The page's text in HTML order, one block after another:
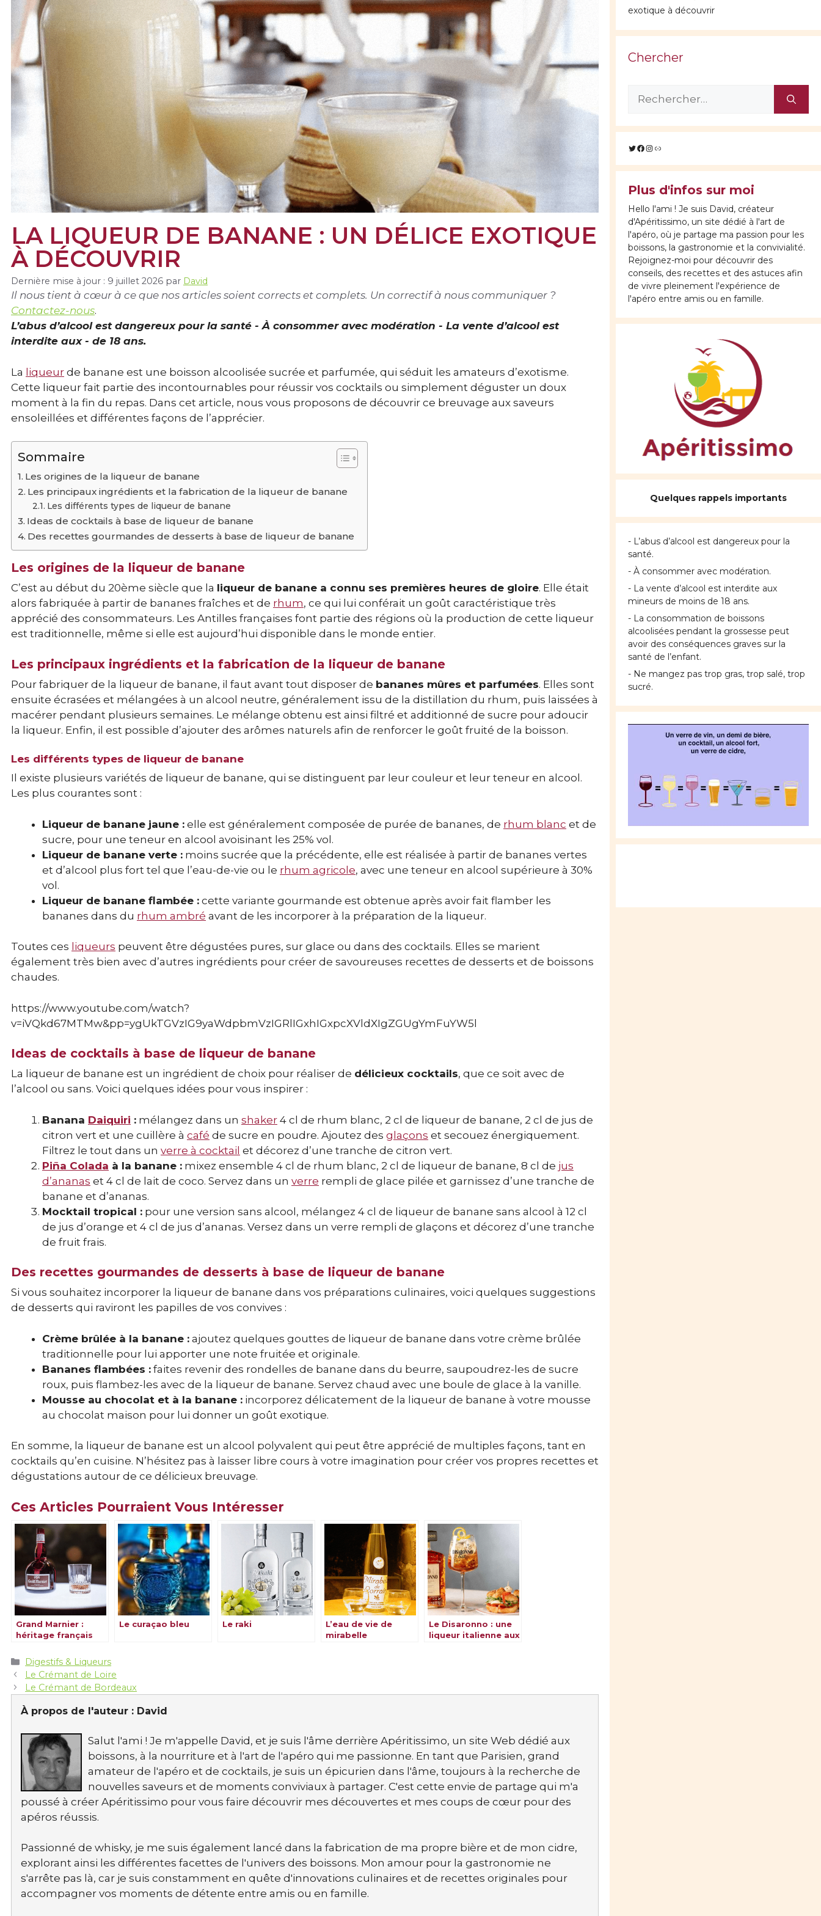
LA LIQUEUR DE BANANE : UN DÉLICE EXOTIQUE
À DÉCOUVRIR
Dernière mise à jour : 9 juillet 2026 par David
Il nous tient à cœur à ce que nos articles soient corrects et complets. Un correctif à nous communiquer ?
Contactez-nous.
L’abus d’alcool est dangereux pour la santé - À consommer avec modération - La vente d’alcool est
interdite aux - de 18 ans.
La liqueur de banane est une boisson alcoolisée sucrée et parfumée, qui séduit les amateurs d’exotisme.
Cette liqueur fait partie des incontournables pour réussir vos cocktails ou simplement déguster un doux
moment à la fin du repas. Dans cet article, nous vous proposons de découvrir ce breuvage aux saveurs
ensoleillées et différentes façons de l’apprécier.
Sommaire
Les origines de la liqueur de banane
Les principaux ingrédients et la fabrication de la liqueur de banane
Les différents types de liqueur de banane
Ideas de cocktails à base de liqueur de banane
Des recettes gourmandes de desserts à base de liqueur de banane
Les origines de la liqueur de banane
C’est au début du 20ème siècle que la liqueur de banane a connu ses premières heures de gloire. Elle était
alors fabriquée à partir de bananes fraîches et de rhum, ce qui lui conférait un goût caractéristique très
apprécié des consommateurs. Les Antilles françaises font partie des régions où la production de cette liqueur
est traditionnelle, même si elle est aujourd’hui disponible dans le monde entier.
Les principaux ingrédients et la fabrication de la liqueur de banane
Pour fabriquer de la liqueur de banane, il faut avant tout disposer de bananes mûres et parfumées. Elles sont
ensuite écrasées et mélangées à un alcool neutre, généralement issu de la distillation du rhum, puis laissées à
macérer pendant plusieurs semaines. Le mélange obtenu est ainsi filtré et additionné de sucre pour adoucir
la liqueur. Enfin, il est possible d’ajouter des arômes naturels afin de renforcer le goût fruité de la boisson.
Les différents types de liqueur de banane
Il existe plusieurs variétés de liqueur de banane, qui se distinguent par leur couleur et leur teneur en alcool.
Les plus courantes sont :
Liqueur de banane jaune : elle est généralement composée de purée de bananes, de rhum blanc et de
sucre, pour une teneur en alcool avoisinant les 25% vol.
Liqueur de banane verte : moins sucrée que la précédente, elle est réalisée à partir de bananes vertes
et d’alcool plus fort tel que l’eau-de-vie ou le rhum agricole, avec une teneur en alcool supérieure à 30%
vol.
Liqueur de banane flambée : cette variante gourmande est obtenue après avoir fait flamber les
bananes dans du rhum ambré avant de les incorporer à la préparation de la liqueur.
Toutes ces liqueurs peuvent être dégustées pures, sur glace ou dans des cocktails. Elles se marient
également très bien avec d’autres ingrédients pour créer de savoureuses recettes de desserts et de boissons
chaudes.
https://www.youtube.com/watch?
v=iVQkd67MTMw&pp=ygUkTGVzIG9yaWdpbmVzIGRlIGxhIGxpcXVldXIgZGUgYmFuYW5l
Ideas de cocktails à base de liqueur de banane
La liqueur de banane est un ingrédient de choix pour réaliser de délicieux cocktails, que ce soit avec de
l’alcool ou sans. Voici quelques idées pour vous inspirer :
Banana Daiquiri : mélangez dans un shaker 4 cl de rhum blanc, 2 cl de liqueur de banane, 2 cl de jus de
citron vert et une cuillère à café de sucre en poudre. Ajoutez des glaçons et secouez énergiquement.
Filtrez le tout dans un verre à cocktail et décorez d’une tranche de citron vert.
Piña Colada à la banane : mixez ensemble 4 cl de rhum blanc, 2 cl de liqueur de banane, 8 cl de jus
d’ananas et 4 cl de lait de coco. Servez dans un verre rempli de glace pilée et garnissez d’une tranche de
banane et d’ananas.
Mocktail tropical : pour une version sans alcool, mélangez 4 cl de liqueur de banane sans alcool à 12 cl
de jus d’orange et 4 cl de jus d’ananas. Versez dans un verre rempli de glaçons et décorez d’une tranche
de fruit frais.
Des recettes gourmandes de desserts à base de liqueur de banane
Si vous souhaitez incorporer la liqueur de banane dans vos préparations culinaires, voici quelques suggestions
de desserts qui raviront les papilles de vos convives :
Crème brûlée à la banane : ajoutez quelques gouttes de liqueur de banane dans votre crème brûlée
traditionnelle pour lui apporter une note fruitée et originale.
Bananes flambées : faites revenir des rondelles de banane dans du beurre, saupoudrez-les de sucre
roux, puis flambez-les avec de la liqueur de banane. Servez chaud avec une boule de glace à la vanille.
Mousse au chocolat et à la banane : incorporez délicatement de la liqueur de banane à votre mousse
au chocolat maison pour lui donner un goût exotique.
En somme, la liqueur de banane est un alcool polyvalent qui peut être apprécié de multiples façons, tant en
cocktails qu’en cuisine. N’hésitez pas à laisser libre cours à votre imagination pour créer vos propres recettes et
dégustations autour de ce délicieux breuvage.
Ces Articles Pourraient Vous Intéresser
Grand Marnier :
héritage français
traditions
Le curaçao bleu Le raki
L’eau de vie de
mirabelle
Le Disaronno : une
liqueur italienne aux
Catégories
Digestifs & Liqueurs
Le Crémant de Loire
Le Crémant de Bordeaux
À propos de l'auteur : David
Salut l'ami ! Je m'appelle David, et je suis l'âme derrière Apéritissimo, un site Web dédié aux
boissons, à la nourriture et à l'art de l'apéro qui me passionne. En tant que Parisien, grand
amateur de l'apéro et de cocktails, je suis un épicurien dans l'âme, toujours à la recherche de
nouvelles saveurs et de moments conviviaux à partager. C'est cette envie de partage qui m'a
poussé à créer Apéritissimo pour vous faire découvrir mes découvertes et mes coups de cœur pour des
apéros réussis.
Passionné de whisky, je me suis également lancé dans la fabrication de ma propre bière et de mon cidre,
explorant ainsi les différentes facettes de l'univers des boissons. Mon amour pour la gastronomie ne
s'arrête pas là, car je suis constamment en quête d'innovations culinaires et de recettes originales pour
accompagner vos moments de détente entre amis ou en famille.
exotique à découvrir
Chercher
Rechercher :
Twitter
Facebook
Instagram
Lien
Plus d'infos sur moi
Hello l'ami ! Je suis David, créateur
d'Apéritissimo, un site dédié à l'art de
l'apéro, où je partage ma passion pour les
boissons, la gastronomie et la convivialité.
Rejoignez-moi pour découvrir des
conseils, des recettes et des astuces afin
de vivre pleinement l'expérience de
l'apéro entre amis ou en famille.
Quelques rappels importants
- L’abus d’alcool est dangereux pour la
santé.
- À consommer avec modération.
- La vente d’alcool est interdite aux
mineurs de moins de 18 ans.
- La consommation de boissons
alcoolisées pendant la grossesse peut
avoir des conséquences graves sur la
santé de l’enfant.
- Ne mangez pas trop gras, trop salé, trop
sucré.